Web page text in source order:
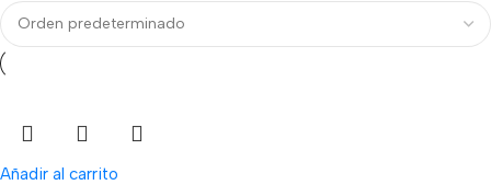
Añadir al carrito